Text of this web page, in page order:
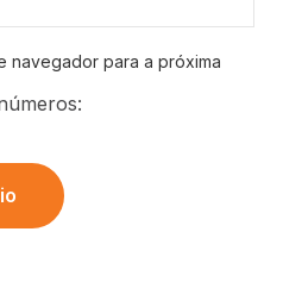
navegador para a próxima